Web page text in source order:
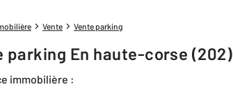
Vente Vente parking
parking En haute-corse (202)
immobilière :